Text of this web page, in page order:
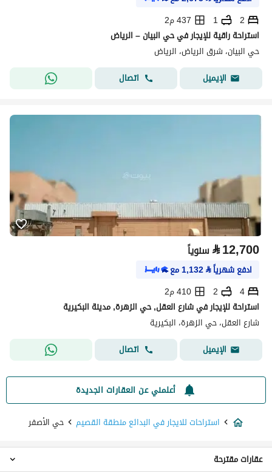
2
1
437 م2
استراحة راقية للإيجار في حي البيان – الرياض
حي البيان، شرق الرياض، الرياض
الإيميل
اتصال
⃁12,700 سنوياً
ادفع شهرياً⃁
1,132مع
4
2
410 م2
استراحة للإيجار في شارع العقل, حي الزهرة, مدينة البكيرية
شارع العقل، حي الزهرة، البكيرية
الإيميل
اتصال
أعلمني عن العقارات الجديدة
استراحات للايجار في البدائع منطقة القصيم
حي الأصفر
عقارات مقترحة